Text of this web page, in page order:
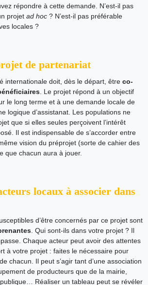
répondre à cette demande. N’est-il pas
projet ad hoc ? N’est-il pas préférable
locales ?
de partenariat
internationale doit, dès le départ, être co-
. Le projet répond à un objectif
le long terme et à une demande locale de
logique d’assistanat. Les populations ne
que si elles seules perçoivent l’intérêt
Il est indispensable de s’accorder entre
vision du préprojet (sorte de cahier des
que chacun aura à jouer.
locaux à associer dans
d’être concernés par ce projet sont
. Qui sont-ils dans votre projet ? Il
Chaque acteur peut avoir des attentes
à votre projet : faites le nécessaire pour
chacun. Il peut s’agir tant d’une association
de producteurs que de la mairie,
Réaliser un tableau peut se révéler